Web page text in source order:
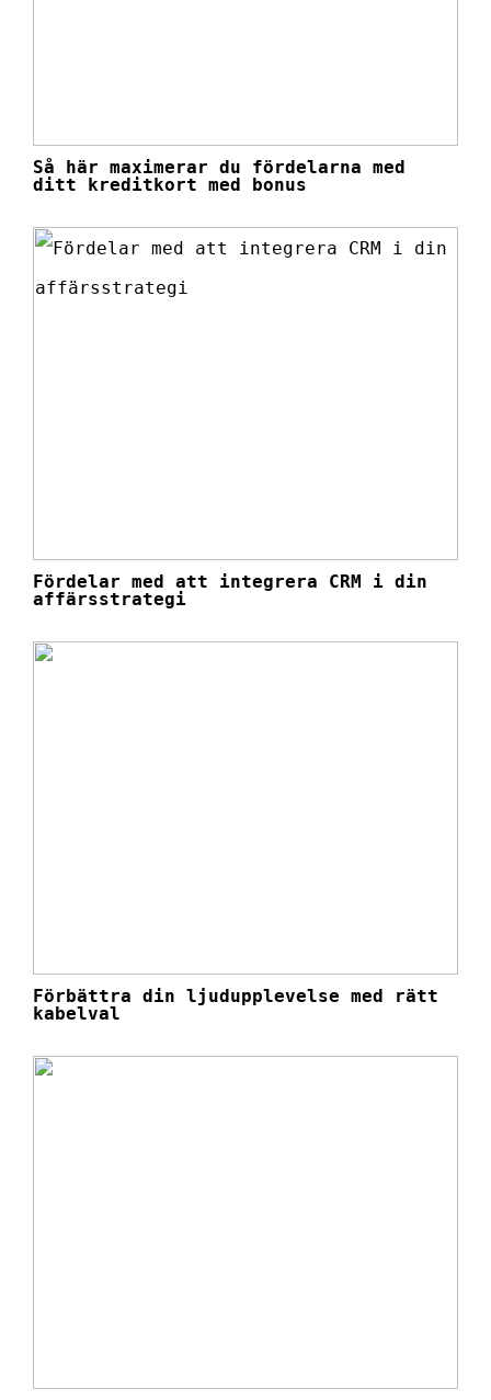
Så här maximerar du fördelarna med
ditt kreditkort med bonus
Fördelar med att integrera CRM i din
affärsstrategi
Förbättra din ljudupplevelse med rätt
kabelval